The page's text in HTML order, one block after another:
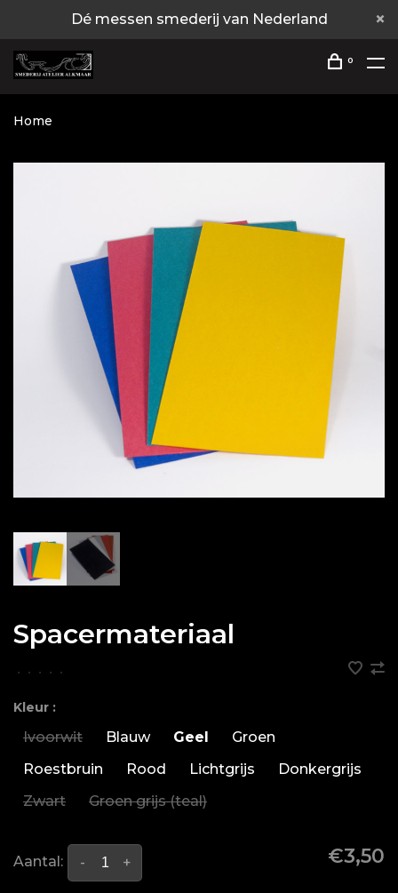
Dé messen smederij van Nederland
0
Home
Spacermateriaal
• • • • •
Kleur :
Ivoorwit Blauw Geel
Groen
Roestbruin
Rood Lichtgrijs
Donkergrijs
Zwart
Groen grijs (teal)
Aantal: +
- €3,50